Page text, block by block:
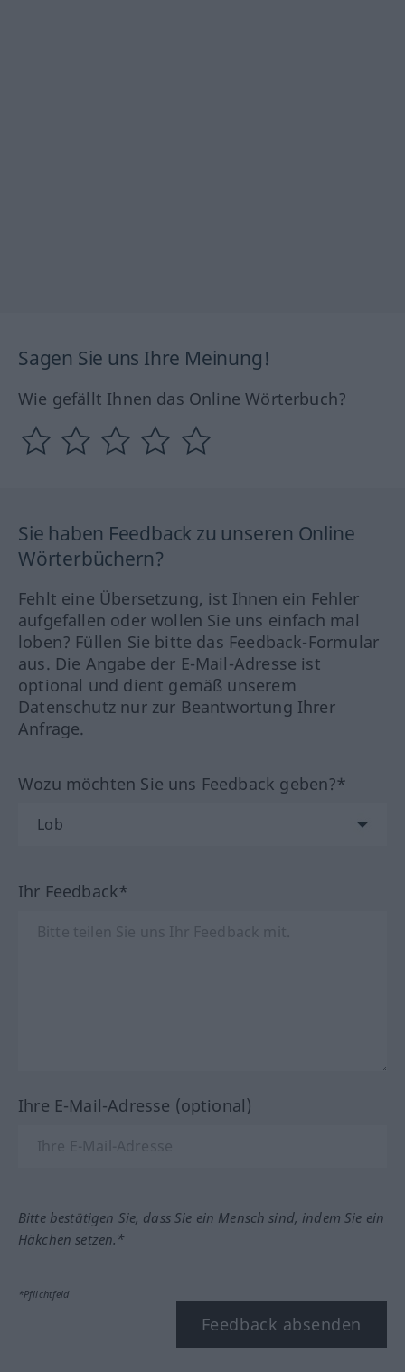
Sagen Sie uns Ihre Meinung!
Wie gefällt Ihnen das Online Wörterbuch?
Sie haben Feedback zu unseren Online
Wörterbüchern?
Fehlt eine Übersetzung, ist Ihnen ein Fehler
aufgefallen oder wollen Sie uns einfach mal
loben? Füllen Sie bitte das Feedback-Formular
aus. Die Angabe der E-Mail-Adresse ist
optional und dient gemäß unserem
Datenschutz nur zur Beantwortung Ihrer
Anfrage.
Wozu möchten Sie uns Feedback geben?*
Ihr Feedback*
Ihre E-Mail-Adresse (optional)
Bitte bestätigen Sie, dass Sie ein Mensch sind, indem Sie ein
Häkchen setzen.*
*Pflichtfeld
Feedback absenden